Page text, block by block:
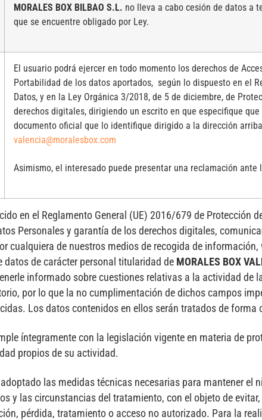
MORALES BOX BILBAO S.L. no lleva a cabo cesión de datos a
que se encuentre obligado por Ley.
El usuario podrá ejercer en todo momento los derechos de
Portabilidad de los datos aportados, según lo dispuesto en el
Datos, y en la Ley Orgánica 3/2018, de 5 de diciembre, de
derechos digitales, dirigiendo un escrito en que especifique
documento oficial que lo identifique dirigido a la dirección
valencia@moralesbox.com
Asimismo, el interesado puede presentar una reclamación ante
en el Reglamento General (UE) 2016/679 de Protección
Personales y garantía de los derechos digitales,
cualquiera de nuestros medios de recogida de
de carácter personal titularidad de MORALES BOX
informado sobre cuestiones relativas a la actividad de
por lo que la no cumplimentación de dichos campos
Los datos contenidos en ellos serán tratados de forma
íntegramente con la legislación vigente en materia de
propios de su actividad.
las medidas técnicas necesarias para mantener el
y las circunstancias del tratamiento, con el objeto de
pérdida, tratamiento o acceso no autorizado. Para la